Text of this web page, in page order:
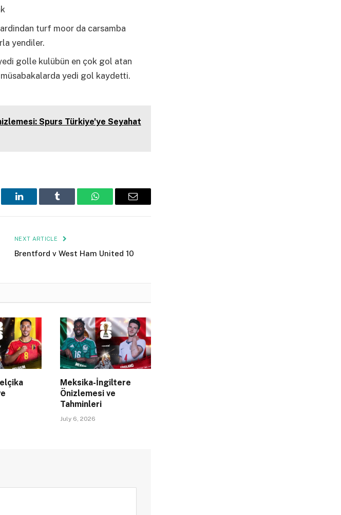
turf moor da carsamba
yendiler.
golle kulübün en çok gol atan
yedi gol kaydetti.
Spurs Türkiye'ye Seyahat
LinkedIn Tumblr WhatsAppEmail
NEXT ARTICLE
Brentford v West Ham United 10
Meksika-İngiltere
Önizlemesi ve
Tahminleri
July 6, 2026